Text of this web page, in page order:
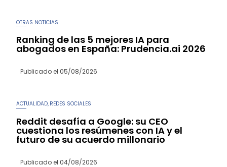
OTRAS NOTICIAS
Ranking de las 5 mejores IA para
abogados en España: Prudencia.ai 2026
Publicado el 05/08/2026
ACTUALIDAD, REDES SOCIALES
Reddit desafía a Google: su CEO
cuestiona los resúmenes con IA y el
futuro de su acuerdo millonario
Publicado el 04/08/2026